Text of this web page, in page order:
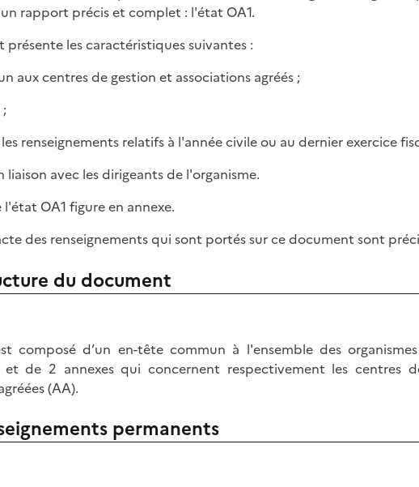
rapport précis et complet : l'état OA1.
présente les caractéristiques suivantes :
aux centres de gestion et associations agréés ;
renseignements relatifs à l'année civile ou au dernier exercice
liaison avec les dirigeants de l'organisme.
OA1 figure en annexe.
des renseignements qui sont portés sur ce document sont
du document
composé d’un en-tête commun à l'ensemble des
et de 2 annexes qui concernent respectivement les centres
(AA).
permanents